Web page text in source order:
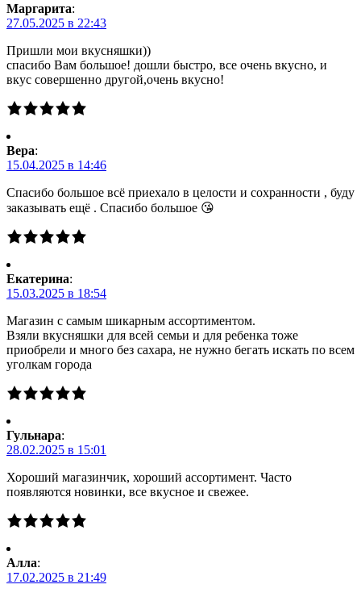
Маргарита:
27.05.2025 в 22:43
Пришли мои вкусняшки))
спасибо Вам большое! дошли быстро, все очень вкусно, и
вкус совершенно другой,очень вкусно!
Вера:
15.04.2025 в 14:46
Спасибо большое всё приехало в целости и сохранности , буду
заказывать ещё . Спасибо большое 😘
Екатерина:
15.03.2025 в 18:54
Магазин с самым шикарным ассортиментом.
Взяли вкусняшки для всей семьи и для ребенка тоже
приобрели и много без сахара, не нужно бегать искать по всем
уголкам города
Гульнара:
28.02.2025 в 15:01
Хороший магазинчик, хороший ассортимент. Часто
появляются новинки, все вкусное и свежее.
Алла:
17.02.2025 в 21:49